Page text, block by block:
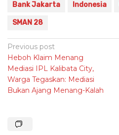
Bank Jakarta Indonesia
SMAN 28
Post
navigation
Previous post
Heboh Klaim Menang
Mediasi IPL Kalibata City,
Warga Tegaskan: Mediasi
Bukan Ajang Menang-Kalah